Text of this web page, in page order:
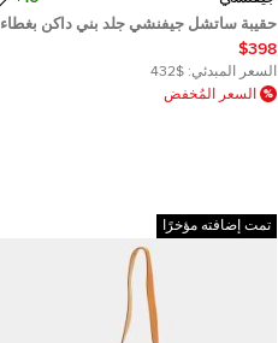
حقيبة ساتشل جيفنشي جلد بني داكن بغطاء
وسنادة
$398
السعر المبدئي: $432
السعر المُخفض
تمت إضافته مؤخرًا